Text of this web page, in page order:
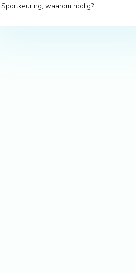
Sportkeuring, waarom nodig?